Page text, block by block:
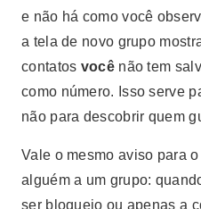
e não há como você
a tela de novo grupo
contatos vocênão tem
como número. Isso serve
não para descobrir quem
Vale o mesmo aviso para
alguém a um grupo:
ser bloqueio ou apenas a